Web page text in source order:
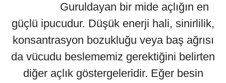
Guruldayan bir mide açlığın en
güçlü ipucudur. Düşük enerji hali, sinirlilik,
konsantrasyon bozukluğu veya baş ağrısı
da vücudu beslememiz gerektiğini belirten
diğer açlık göstergeleridir. Eğer besin